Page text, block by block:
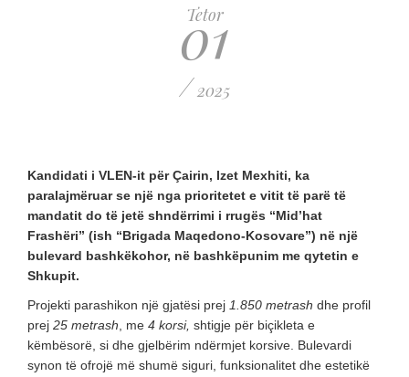
Tetor
01
/ 2025
Kandidati i VLEN-it për Çairin, Izet Mexhiti, ka
paralajmëruar se një nga prioritetet e vitit të parë të
mandatit do të jetë shndërrimi i rrugës “Mid’hat
Frashëri” (ish “Brigada Maqedono-Kosovare”) në një
bulevard bashkëkohor, në bashkëpunim me qytetin e
Shkupit.
Projekti parashikon një gjatësi prej 1.850 metrash dhe profil
prej 25 metrash , me 4 korsi, shtigje për biçikleta e
këmbësorë, si dhe gjelbërim ndërmjet korsive. Bulevardi
synon të ofrojë më shumë siguri, funksionalitet dhe estetikë